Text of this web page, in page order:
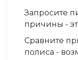
Запросите
причины -
Сравните
полиса -